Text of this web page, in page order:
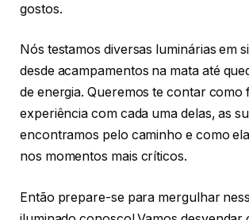
gostos.
Nós testamos diversas luminárias em
desde acampamentos na mata até
de energia. Queremos te contar como
experiência com cada uma delas, as
encontramos pelo caminho e como
nos momentos mais críticos.
Então prepare-se para mergulhar